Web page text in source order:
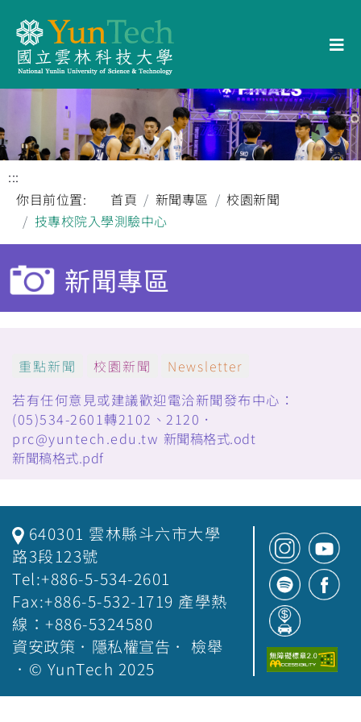
:::
你目前位置:
首頁 新聞專區
校園新聞
技專校院入學測驗中心
新聞專區
重點新聞 校園新聞
Newsletter
若有任何意見或建議歡迎電洽新聞發布中心：
(05)534-2601轉2102、2120．
prc@yuntech.edu.tw 新聞稿格式.odt
新聞稿格式.pdf
640301 雲林縣斗六市大學
路3段123號
Tel:+886-5-534-2601
Fax:+886-5-532-1719 產學熱
線：+886-5324580
資安政策 ． 隱私權宣告 ． 檢舉
．© YunTech 2025